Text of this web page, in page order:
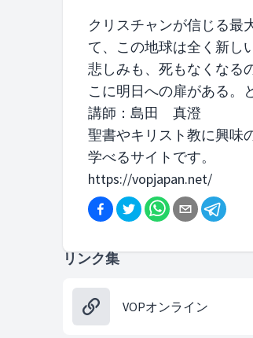
クリスチャンが信じる最
て、この地球は全く新し
悲しみも、死もなくなる
こに明日への扉がある。
講師：島田 真澄
聖書やキリスト教に興味
学べるサイトです。
https://vopjapan.net/
リンク集
VOPオンライン